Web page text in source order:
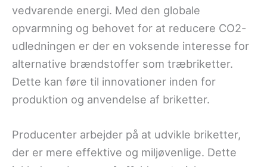
vedvarende energi. Med den globale
opvarmning og behovet for at reducere CO2-
udledningen er der en voksende interesse for
alternative brændstoffer som træbriketter.
Dette kan føre til innovationer inden for
produktion og anvendelse af briketter.
Producenter arbejder på at udvikle briketter,
der er mere effektive og miljøvenlige. Dette